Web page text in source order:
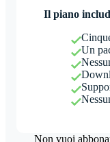
Il piano
Un
Non vuoi